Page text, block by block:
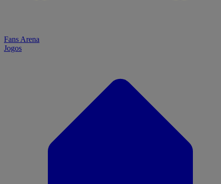
Fans Arena
Jogos